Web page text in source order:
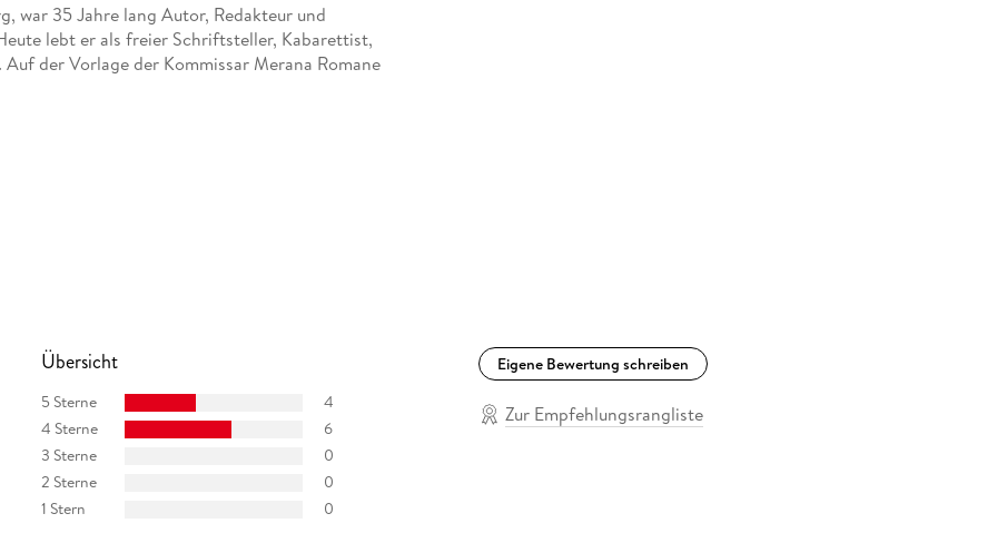
war 35 Jahre lang Autor, Redakteur und
lebt er als freier Schriftsteller, Kabarettist,
der Vorlage der Kommissar Merana Romane
Übersicht
5 Sterne
4
4 Sterne
6
3 Sterne
0
2 Sterne
0
1 Stern
0
Eigene Bewertung schreiben
Zur Empfehlungsrangliste